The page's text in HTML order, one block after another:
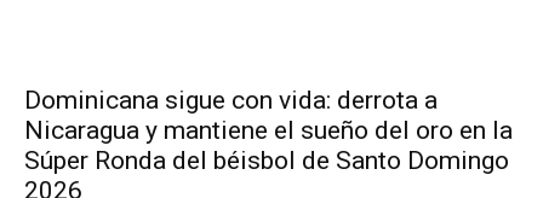
Dominicana sigue con vida: derrota a
Nicaragua y mantiene el sueño del oro en la
Súper Ronda del béisbol de Santo Domingo
2026